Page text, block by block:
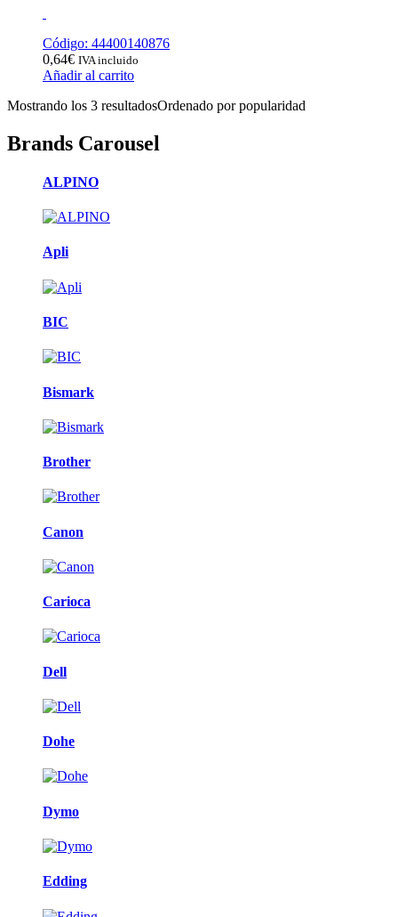
Código: 44400140876
0,64€ IVA incluido
Añadir al carrito
Mostrando los 3 resultadosOrdenado por popularidad
Brands Carousel
ALPINO
Apli
BIC
Bismark
Brother
Canon
Carioca
Dell
Dohe
Dymo
Edding